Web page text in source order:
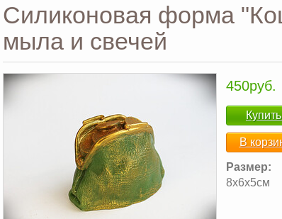
Силиконовая форма
мыла и свечей
450руб.
В
Размер:
8х6х5см